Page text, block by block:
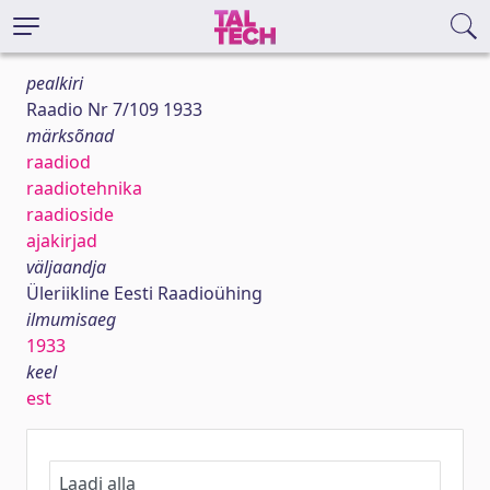
pealkiri
Raadio Nr 7/109 1933
märksõnad
raadiod
raadiotehnika
raadioside
ajakirjad
väljaandja
Üleriikline Eesti Raadioühing
ilmumisaeg
1933
keel
est
Laadi alla